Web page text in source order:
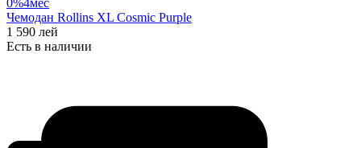
0%4мес
Чемодан Rollins XL Cosmic Purple
1 590 лей
Есть в наличии